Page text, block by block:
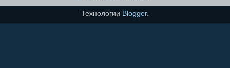
Технологии Blogger.